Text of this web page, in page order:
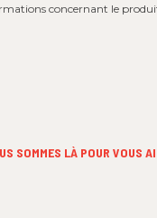
concernant le
SOMMES LÀ POUR VOUS